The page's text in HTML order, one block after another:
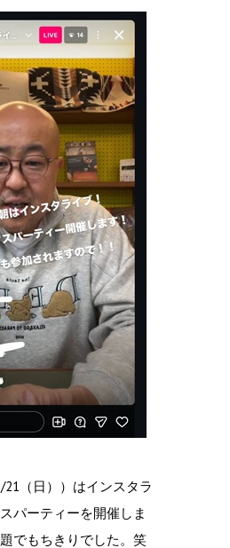
（日））はインスタラ
パーティーを開催しま
でもちきりでした。笑